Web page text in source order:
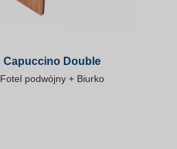
Capuccino Double
Fotel podwójny + Biurko